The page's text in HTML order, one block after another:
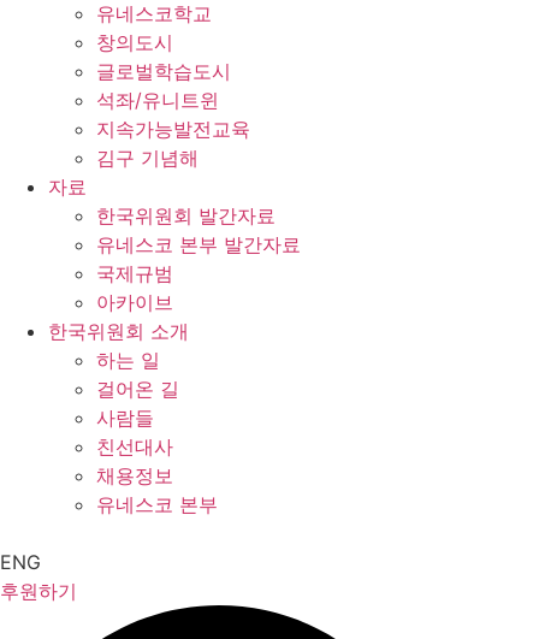
유네스코학교
창의도시
글로벌학습도시
석좌/유니트윈
지속가능발전교육
김구 기념해
자료
한국위원회 발간자료
유네스코 본부 발간자료
국제규범
아카이브
한국위원회 소개
하는 일
걸어온 길
사람들
친선대사
채용정보
유네스코 본부
ENG
후원하기